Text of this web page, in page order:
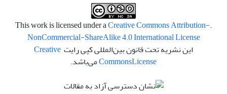
.This work is licensed under a
Creative Commons Attribution-
NonCommercial-ShareAlike 4.0 International License
این نشریه تحت قانون بین‌المللی کپی رایت Creative
CommonsLicense می‌باشد.